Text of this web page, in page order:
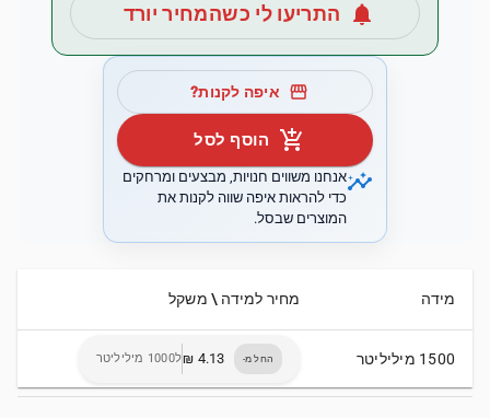
notifications התריעו לי כשהמחיר יורד
storefront איפה לקנות?
add_shopping_cart הוסף לסל
insightsאנחנו משווים חנויות, מבצעים ומרחקים
כדי להראות איפה שווה לקנות את
המוצרים שבסל.
מידה מחיר למידה \ משקל
1500 מיליליטר החל מ- ל1000 מיליליטר